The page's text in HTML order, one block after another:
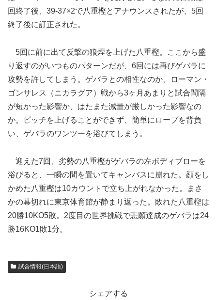
回終了後、39-37×2で八重樫とアナウンスされたが、5回
終了後に訂正された。
5回に前に出て反撃の狼煙を上げた八重樫。ここから盛
り返すのがいつものパターンだが、6回には再びゲバラに
攻勢を許してしまう。ゲバラとの相性なのか、ローマン・
ゴンサレス（ニカラグア）戦から3ヶ月あまりと試合間隔
が短かった影響か、はたまた減量が厳しかった影響なの
か。ピッチを上げることができず、簡単にロープを背負
い、ゲバラのワンツーを浴びてしまう。
迎えた7回、劣勢の八重樫がゲバラの左ボディブローを
浴びると、一瞬の間を置いてキャンバスに崩れた。顔をし
かめた八重樫は10カウントで立ち上がれなかった。まさ
かの幕切れに東京体育館が静まり返った。敗れた八重樫は
20勝10KO5敗。2度目の世界挑戦で悲願達成のゲバラは24
勝16KO1敗1分。
試合情報(日本語)
シェアする